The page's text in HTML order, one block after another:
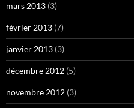
mars 2013 (3)
février 2013 (7)
janvier 2013 (3)
décembre 2012 (5)
novembre 2012 (3)